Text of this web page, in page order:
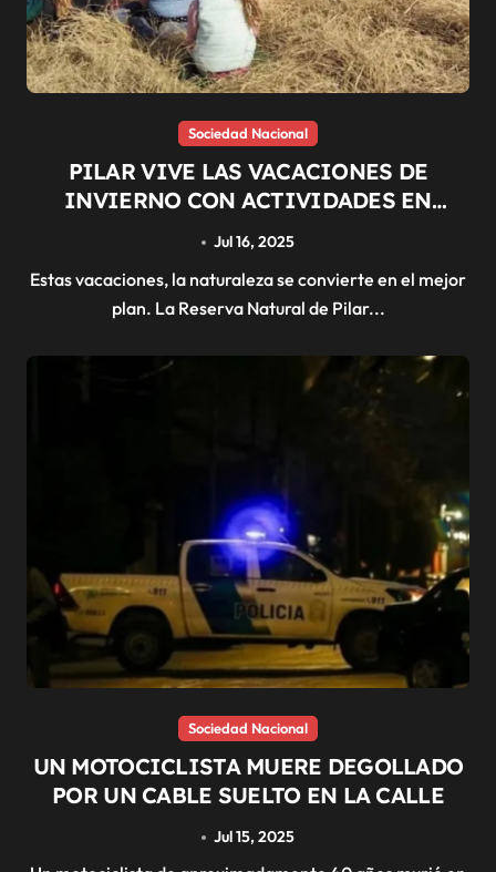
Sociedad Nacional
PILAR VIVE LAS VACACIONES DE
INVIERNO CON ACTIVIDADES EN
PLENO CONTACTO CON LA NATURALEZA
Jul 16, 2025
Estas vacaciones, la naturaleza se convierte en el mejor
plan. La Reserva Natural de Pilar...
Sociedad Nacional
UN MOTOCICLISTA MUERE DEGOLLADO
POR UN CABLE SUELTO EN LA CALLE
Jul 15, 2025